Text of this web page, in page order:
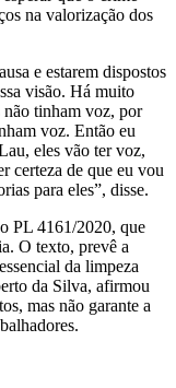
na valorização dos
e estarem dispostos
visão. Há muito
não tinham voz, por
voz. Então eu
eles vão ter voz,
certeza de que eu vou
para eles”, disse.
PL 4161/2020, que
O texto, prevê a
da limpeza
da Silva, afirmou
mas não garante a